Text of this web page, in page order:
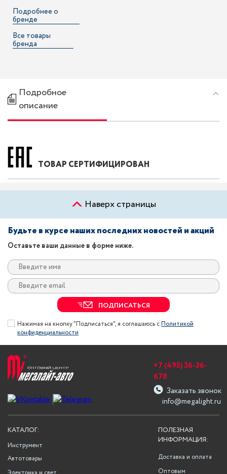
Подробнее о
бренде
Все товары
бренда
Подробное
описание
ТОВАР СЕРТИФИЦИРОВАН
Наверх страницы
Будьте в курсе наших последних новостей и акций
Оставьте ваши данные в форме ниже.
ПОДПИСАТЬСЯ
Нажимая на кнопку "Подписаться", я соглашаюсь сПолитикой
конфиденциальности
info@megalight.ru
+7 (495) 36-36-
678
Заказать звонок
ПОЛЕЗНАЯ
ИНФОРМАЦИЯ:
Доставка и оплата
Оптовым
КАТАЛОГ:
Инструмент
Автотовары